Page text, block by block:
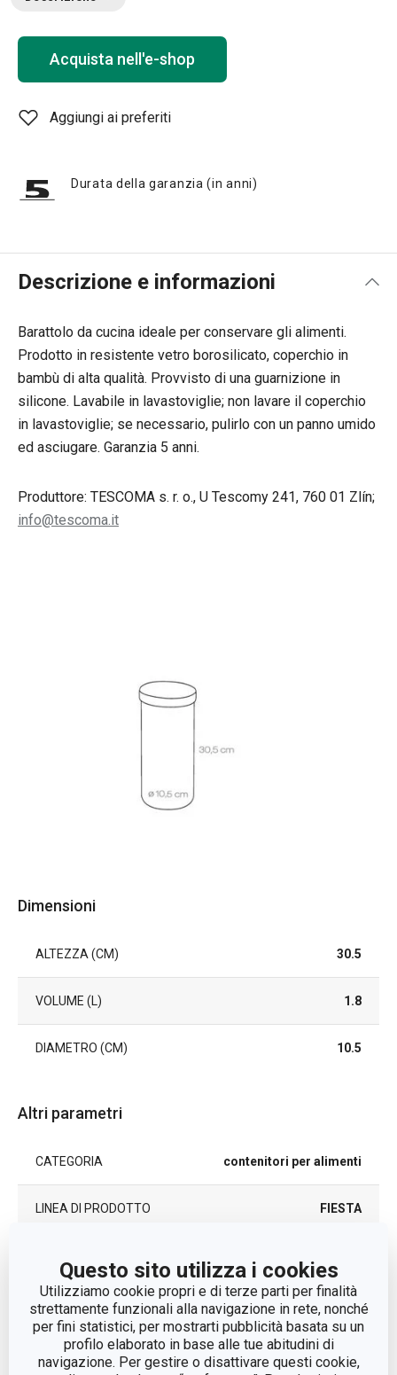
Questo sito utilizza i cookies
Utilizziamo cookie propri e di terze parti per finalità
strettamente funzionali alla navigazione in rete, nonché
per fini statistici, per mostrarti pubblicità basata su un
profilo elaborato in base alle tue abitudini di
navigazione. Per gestire o disattivare questi cookie,
Acquista nell'e-shop
Aggiungi ai preferiti
Durata della garanzia (in anni)
Descrizione e informazioni
Barattolo da cucina ideale per conservare gli alimenti.
Prodotto in resistente vetro borosilicato, coperchio in
bambù di alta qualità. Provvisto di una guarnizione in
silicone. Lavabile in lavastoviglie; non lavare il coperchio
in lavastoviglie; se necessario, pulirlo con un panno umido
ed asciugare. Garanzia 5 anni.
Produttore: TESCOMA s. r. o., U Tescomy 241, 760 01 Zlín;
info@tescoma.it
Dimensioni
ALTEZZA (CM) 30.5
VOLUME (L) 1.8
DIAMETRO (CM) 10.5
Altri parametri
CATEGORIA contenitori per alimenti
LINEA DI PRODOTTO FIESTA
MATERIALE
borosilicato, bambù
TIPO recipiente per alimenti
LAVAGGIO IN